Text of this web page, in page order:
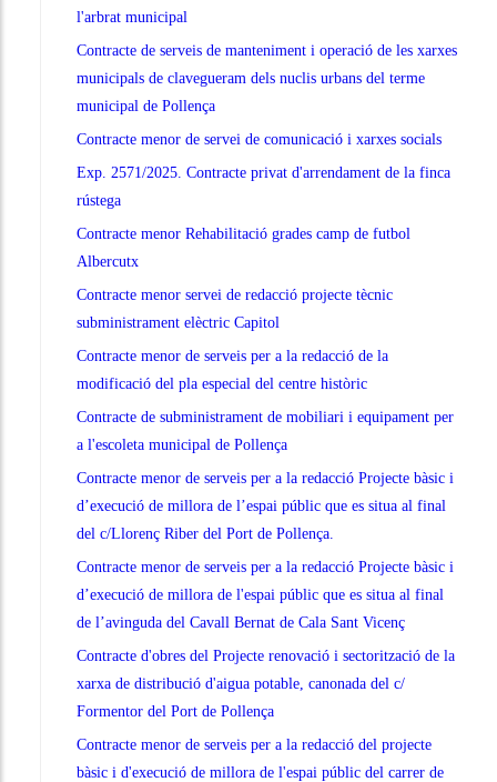
l'arbrat municipal
Contracte de serveis de manteniment i operació de les xarxes
municipals de clavegueram dels nuclis urbans del terme
municipal de Pollença
Contracte menor de servei de comunicació i xarxes socials
Exp. 2571/2025. Contracte privat d'arrendament de la finca
rústega
Contracte menor Rehabilitació grades camp de futbol
Albercutx
Contracte menor servei de redacció projecte tècnic
subministrament elèctric Capitol
Contracte menor de serveis per a la redacció de la
modificació del pla especial del centre històric
Contracte de subministrament de mobiliari i equipament per
a l'escoleta municipal de Pollença
Contracte menor de serveis per a la redacció Projecte bàsic i
d’execució de millora de l’espai públic que es situa al final
del c/Llorenç Riber del Port de Pollença.
Contracte menor de serveis per a la redacció Projecte bàsic i
d’execució de millora de l'espai públic que es situa al final
de l’avinguda del Cavall Bernat de Cala Sant Vicenç
Contracte d'obres del Projecte renovació i sectorització de la
xarxa de distribució d'aigua potable, canonada del c/
Formentor del Port de Pollença
Contracte menor de serveis per a la redacció del projecte
bàsic i d'execució de millora de l'espai públic del carrer de